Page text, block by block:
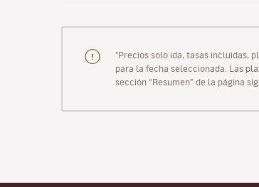
"Precios solo ida, tasas incluidas,
para la fecha seleccionada. Las
sección “Resumen” de la página